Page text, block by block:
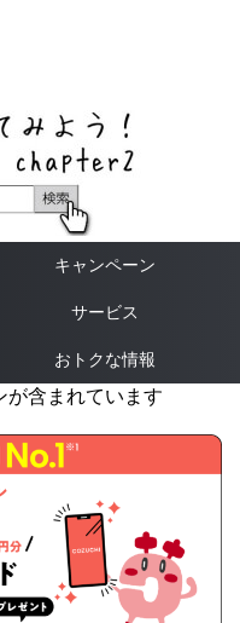
キャンペーン
サービス
おトクな情報
が含まれています